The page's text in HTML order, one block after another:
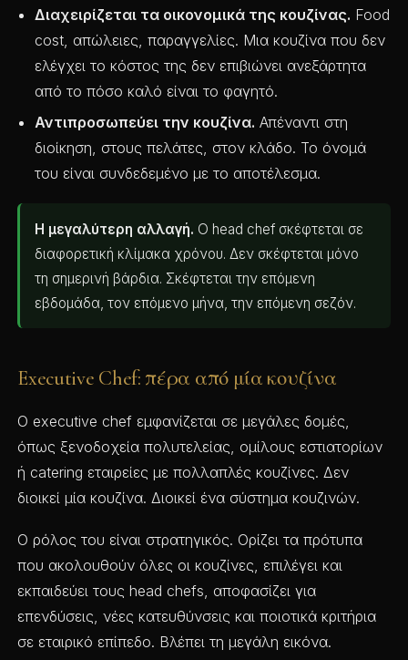
Διαχειρίζεται τα οικονομικά της κουζίνας. Food
cost, απώλειες, παραγγελίες. Μια κουζίνα που δεν
ελέγχει το κόστος της δεν επιβιώνει ανεξάρτητα
από το πόσο καλό είναι το φαγητό.
Αντιπροσωπεύει την κουζίνα. Απέναντι στη
διοίκηση, στους πελάτες, στον κλάδο. Το όνομά
του είναι συνδεδεμένο με το αποτέλεσμα.
Η μεγαλύτερη αλλαγή. Ο head chef σκέφτεται σε
διαφορετική κλίμακα χρόνου. Δεν σκέφτεται μόνο
τη σημερινή βάρδια. Σκέφτεται την επόμενη
εβδομάδα, τον επόμενο μήνα, την επόμενη σεζόν.
Executive Chef: πέρα από μία κουζίνα
Ο executive chef εμφανίζεται σε μεγάλες δομές,
όπως ξενοδοχεία πολυτελείας, ομίλους εστιατορίων
ή catering εταιρείες με πολλαπλές κουζίνες. Δεν
διοικεί μία κουζίνα. Διοικεί ένα σύστημα κουζινών.
Ο ρόλος του είναι στρατηγικός. Ορίζει τα πρότυπα
που ακολουθούν όλες οι κουζίνες, επιλέγει και
εκπαιδεύει τους head chefs, αποφασίζει για
επενδύσεις, νέες κατευθύνσεις και ποιοτικά κριτήρια
σε εταιρικό επίπεδο. Βλέπει τη μεγάλη εικόνα.